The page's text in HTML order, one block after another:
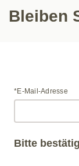
Bleiben
*E-Mail-Adresse
Bitte